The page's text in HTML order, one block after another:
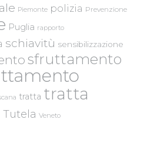
Piemonte polizia Prevenzione
Puglia rapporto
schiavitù sensibilizzazione
sfruttamento
tratta tratta
Tutela Veneto